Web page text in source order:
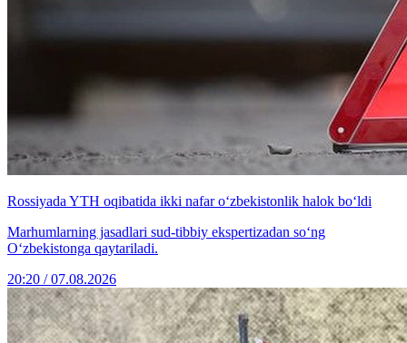
Rossiyada YTH oqibatida ikki nafar o‘zbekistonlik halok bo‘ldi
Marhumlarning jasadlari sud-tibbiy ekspertizadan so‘ng
O‘zbekistonga qaytariladi.
20:20 / 07.08.2026